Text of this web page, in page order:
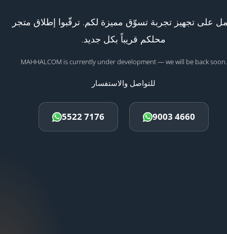
على تجهيز تجربة تسوّق مميزة لكم. ترقّبوا إطلاق متجر
محلكم قريباً بكل جديد.
MAHHALCOM is currently under development — we will be back soon.
للتواصل والاستفسار
5522 7176 9003 4660